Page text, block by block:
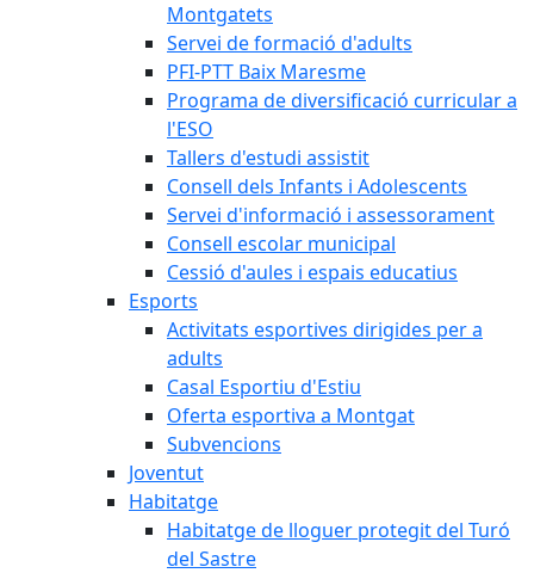
Montgatets
Servei de formació d'adults
PFI-PTT Baix Maresme
Programa de diversificació curricular a
l'ESO
Tallers d'estudi assistit
Consell dels Infants i Adolescents
Servei d'informació i assessorament
Consell escolar municipal
Cessió d'aules i espais educatius
Esports
Activitats esportives dirigides per a
adults
Casal Esportiu d'Estiu
Oferta esportiva a Montgat
Subvencions
Joventut
Habitatge
Habitatge de lloguer protegit del Turó
del Sastre